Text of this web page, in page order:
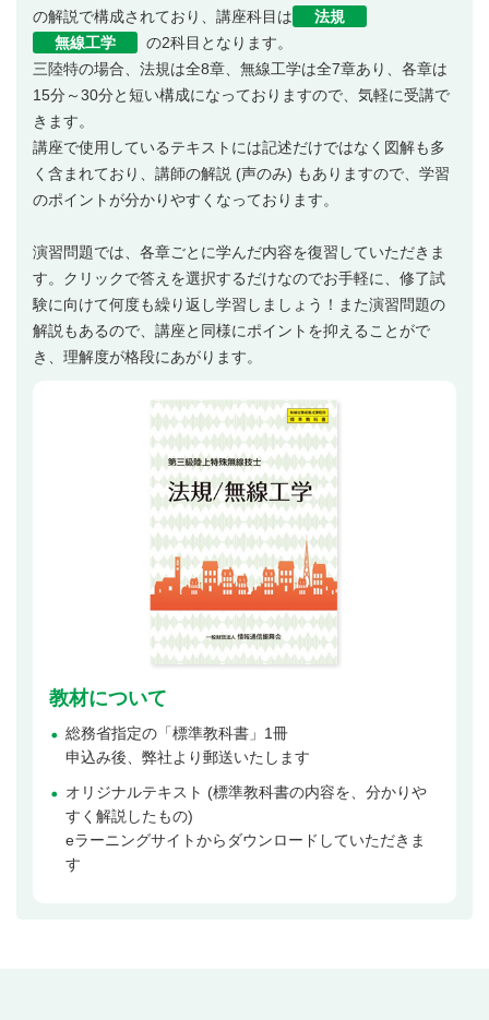
の解説で構成されており、講座科目は
法規
無線工学
の2科目となります。
三陸特の場合、法規は全8章、無線工学は全7章あり、各章は
15分～30分と短い構成になっておりますので、気軽に受講で
きます。
講座で使用しているテキストには記述だけではなく図解も多
く含まれており、講師の解説 (声のみ) もありますので、学習
のポイントが分かりやすくなっております。
演習問題では、各章ごとに学んだ内容を復習していただきま
す。クリックで答えを選択するだけなのでお手軽に、修了試
験に向けて何度も繰り返し学習しましょう！また演習問題の
解説もあるので、講座と同様にポイントを抑えることがで
き、理解度が格段にあがります。
教材について
総務省指定の「標準教科書」1冊
申込み後、弊社より郵送いたします
オリジナルテキスト (標準教科書の内容を、分かりや
すく解説したもの)
eラーニングサイトからダウンロードしていただきま
す